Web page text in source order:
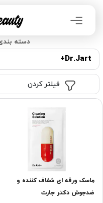
دسته
Dr.Jart+
فیلتر کردن
ماسک ورقه ای شفاف کننده و
ضدجوش دکتر جارت